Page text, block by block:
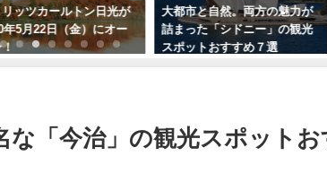
日光が
にオー
大都市と自然。両方の魅力が
詰まった「シドニー」の観光
スポットおすすめ７選
10代〜60代
「旅にいき
位発表
「今治」の観光スポットお